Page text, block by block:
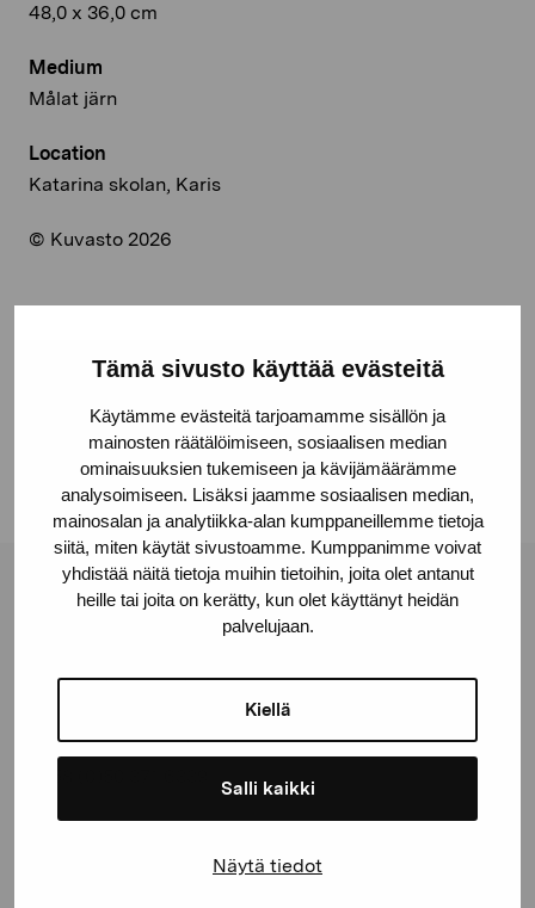
Tämä sivusto käyttää evästeitä
Käytämme evästeitä tarjoamamme sisällön ja
mainosten räätälöimiseen, sosiaalisen median
ominaisuuksien tukemiseen ja kävijämäärämme
analysoimiseen. Lisäksi jaamme sosiaalisen median,
mainosalan ja analytiikka-alan kumppaneillemme tietoja
siitä, miten käytät sivustoamme. Kumppanimme voivat
yhdistää näitä tietoja muihin tietoihin, joita olet antanut
heille tai joita on kerätty, kun olet käyttänyt heidän
palvelujaan.
Kiellä
Salli kaikki
Näytä tiedot
48,0 x 36,0 cm
Medium
Målat järn
Location
Katarina skolan, Karis
© Kuvasto 2026
Facebook
Linkedin
Pro Artibus Foundation
Gustav Wasas gata 11
proartibus@proartibus.fi